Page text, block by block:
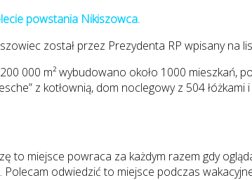
powstania Nikiszowca.
został przez Prezydenta RP wpisany na
000 m² wybudowano około 1000 mieszkań,
z kotłownią, dom noclegowy z 504
to miejsce powraca za każdym razem gdy
Polecam odwiedzić to miejsce podczas